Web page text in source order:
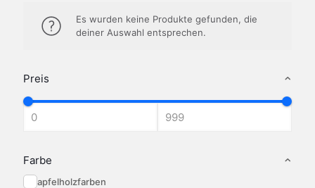
Preis
Farbe
apfelholzfarben
Es wurden keine Produkte gefunden, die
deiner Auswahl entsprechen.